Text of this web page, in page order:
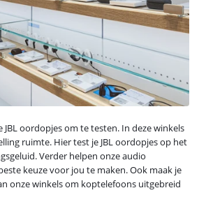
JBL oordopjes om te testen. In deze winkels
ruimte. Hier test je JBL oordopjes op het
Verder helpen onze audio
keuze voor jou te maken. Ook maak je
onze winkels om koptelefoons uitgebreid